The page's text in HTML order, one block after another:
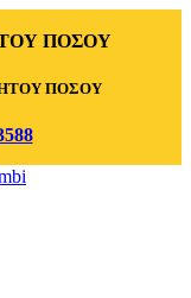
ΠΟΣΟΥ
ΠΟΣΟΥ